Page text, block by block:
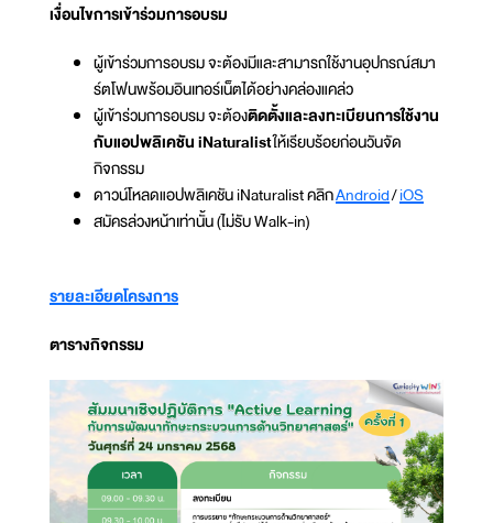
เงื่อนไขการเข้าร่วมการอบรม
ผู้เข้าร่วมการอบรม จะต้องมีและสามารถใช้งานอุปกรณ์สมา
ร์ตโฟนพร้อมอินเทอร์เน็ตได้อย่างคล่องแคล่ว
ผู้เข้าร่วมการอบรม จะต้องติดตั้งและลงทะเบียนการใช้งาน
กับแอปพลิเคชัน iNaturalistให้เรียบร้อยก่อนวันจัด
กิจกรรม
ดาวน์โหลดแอปพลิเคชัน iNaturalist คลิกAndroid/‎iOS
สมัครล่วงหน้าเท่านั้น (ไม่รับ Walk-in)
รายละเอียดโครงการ
ตารางกิจกรรม